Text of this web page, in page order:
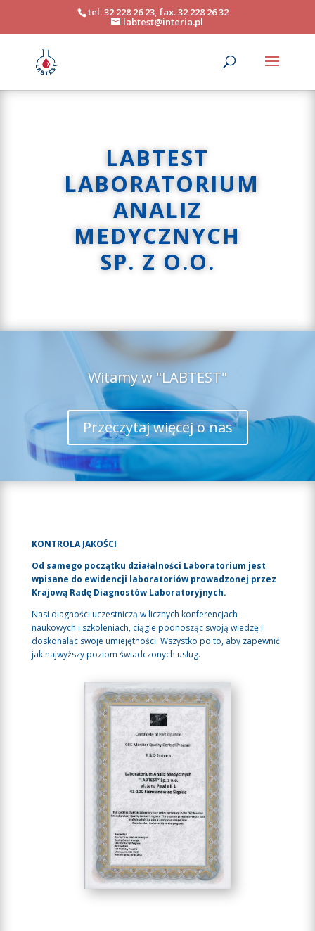
tel. 32 228 26 23, fax. 32 228 26 32
labtest@interia.pl
LABTEST
LABORATORIUM
ANALIZ
MEDYCZNYCH
SP. Z O.O.
Witamy w "LABTEST"
Przeczytaj więcej o nas
KONTROLA JAKOŚCI
Od samego początku działalności Laboratorium jest
wpisane do ewidencji laboratoriów prowadzonej przez
Krajową Radę Diagnostów Laboratoryjnych.
Nasi diagności uczestniczą w licznych konferencjach
naukowych i szkoleniach, ciągle podnosząc swoją wiedzę i
doskonaląc swoje umiejętności. Wszystko po to, aby zapewnić
jak najwyższy poziom świadczonych usług.